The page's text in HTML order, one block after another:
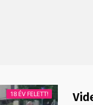
18 ÉV FELETT!